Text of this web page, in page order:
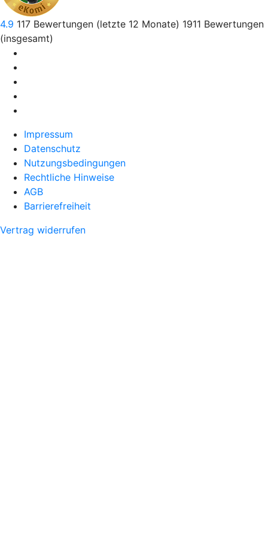
4.9 117 Bewertungen (letzte 12 Monate) 1911 Bewertungen
(insgesamt)
Impressum
Datenschutz
Nutzungsbedingungen
Rechtliche Hinweise
AGB
Barrierefreiheit
Vertrag widerrufen